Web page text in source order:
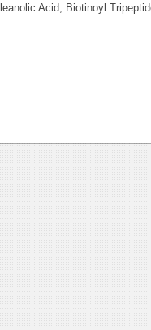
Acid, Biotinoyl